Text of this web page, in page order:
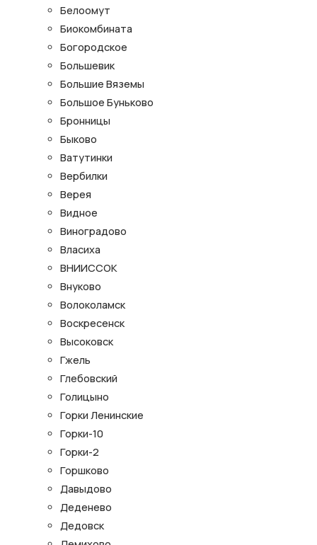
Белоомут
Биокомбината
Богородское
Большевик
Большие Вяземы
Большое Буньково
Бронницы
Быково
Ватутинки
Вербилки
Верея
Видное
Виноградово
Власиха
ВНИИССОК
Внуково
Волоколамск
Воскресенск
Высоковск
Гжель
Глебовский
Голицыно
Горки Ленинские
Горки-10
Горки-2
Горшково
Давыдово
Деденево
Дедовск